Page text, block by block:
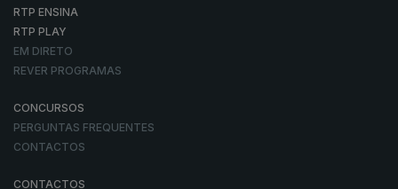
RTP ENSINA
RTP PLAY
EM DIRETO
REVER PROGRAMAS
CONCURSOS
PERGUNTAS FREQUENTES
CONTACTOS
CONTACTOS